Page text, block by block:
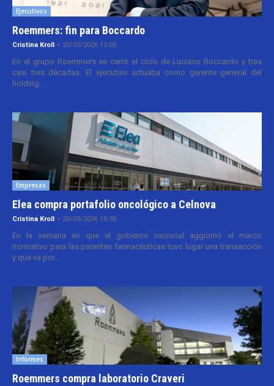
Ejecutivos
Roemmers: fin para Boccardo
Cristina Kroll - 20/05/2026 13:00
En el grupo Roemmers se cerró el ciclo de Luciano Boccardo y tras
casi tres décadas. El ejecutivo actuaba como gerente general del
holding...
Empresas
Elea compra portafolio oncológico a Celnova
Cristina Kroll - 20/03/2026 10:30
En la semana en que el gobierno nacional aggiornó el marco
normativo para las patentes farmacéuticas tuvo lugar una transacción
y que va por...
Informes
Roemmers compra laboratorio Craveri